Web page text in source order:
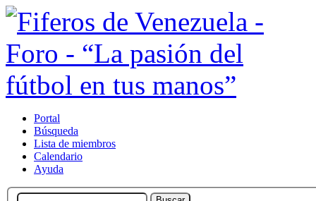
Portal
Búsqueda
Lista de miembros
Calendario
Ayuda